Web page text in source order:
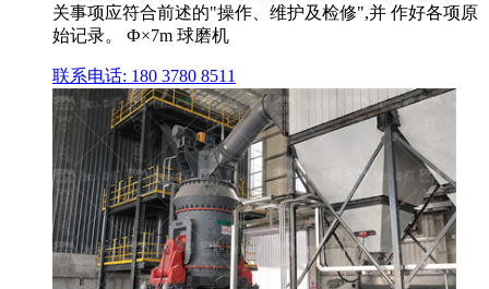
关事项应符合前述的"操作、维护及检修",并 作好各项原
始记录。 Ф×7m 球磨机
联系电话: 180 3780 8511